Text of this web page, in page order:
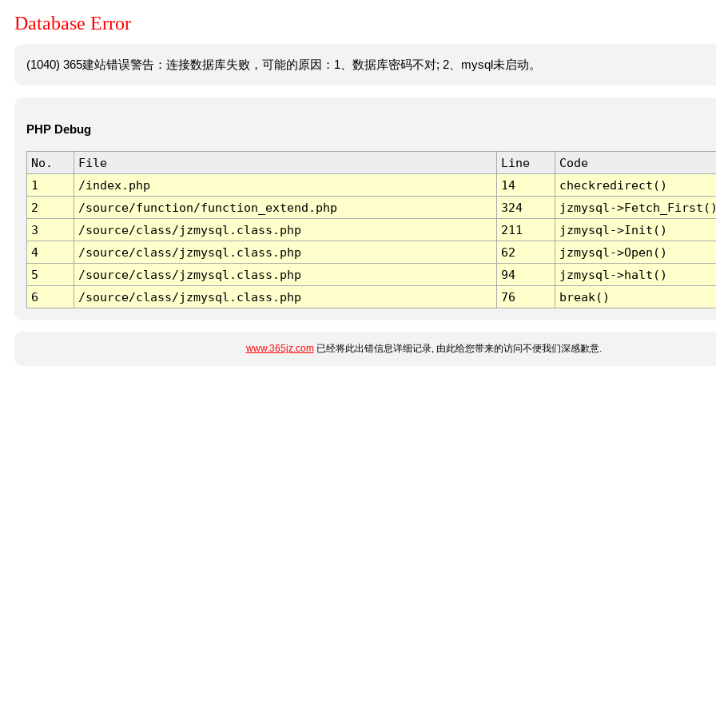
Database Error
(1040) 365建站错误警告：连接数据库失败，可能的原因：1、数据库密码不对; 2、mysql未启动。
PHP Debug
No. File Line
Code
1
/index.php 14
checkredirect()
2
/source/function/function_extend.php 324
jzmysql-
3
/source/class/jzmysql.class.php 211
jzmysql->Init()
4
/source/class/jzmysql.class.php 62
jzmysql->Open()
5
/source/class/jzmysql.class.php 94
jzmysql->halt()
6
/source/class/jzmysql.class.php 76 break()
www.365jz.com已经将此出错信息详细记录, 由此给您带来的访问不便我们深感歉意.